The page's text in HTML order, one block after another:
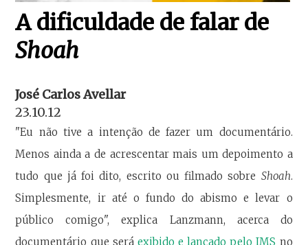
A dificuldade de falar de
Shoah
José Carlos Avellar
23.10.12
"Eu não tive a intenção de fazer um documentário.
Menos ainda a de acrescentar mais um depoimento a
tudo que já foi dito, escrito ou filmado sobre Shoah.
Simplesmente, ir até o fundo do abismo e levar o
público comigo", explica Lanzmann, acerca do
documentário que será exibido e lançado pelo IMS no